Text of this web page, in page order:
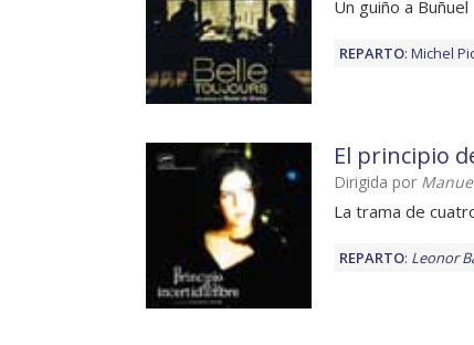
Un guiño a Buñuel
REPARTO: Michel
El principio
Dirigida por
La trama de
REPARTO: Leonor